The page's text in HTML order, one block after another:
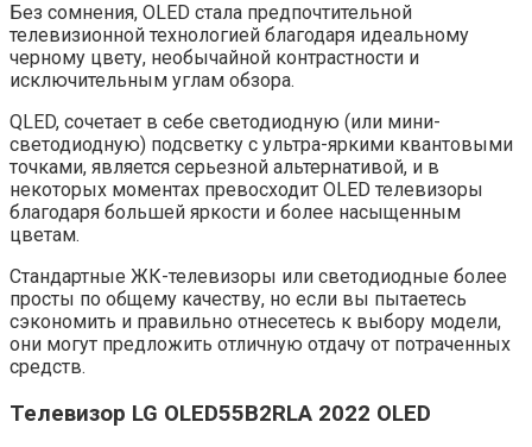
Без сомнения, OLED стала предпочтительной
телевизионной технологией благодаря идеальному
черному цвету, необычайной контрастности и
исключительным углам обзора.
QLED, сочетает в себе светодиодную (или мини-
светодиодную) подсветку с ультра-яркими квантовыми
точками, является серьезной альтернативой, и в
некоторых моментах превосходит OLED телевизоры
благодаря большей яркости и более насыщенным
цветам.
Стандартные ЖК-телевизоры или светодиодные более
просты по общему качеству, но если вы пытаетесь
сэкономить и правильно отнесетесь к выбору модели,
они могут предложить отличную отдачу от потраченных
средств.
Телевизор LG OLED55B2RLA 2022 OLED